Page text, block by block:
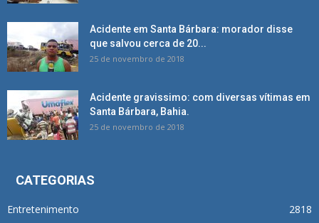
Acidente em Santa Bárbara: morador disse
que salvou cerca de 20...
25 de novembro de 2018
Acidente gravissimo: com diversas vítimas em
Santa Bárbara, Bahia.
25 de novembro de 2018
CATEGORIAS
Entretenimento
2818